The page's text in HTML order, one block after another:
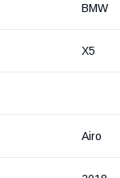
BMW
X5
Airo